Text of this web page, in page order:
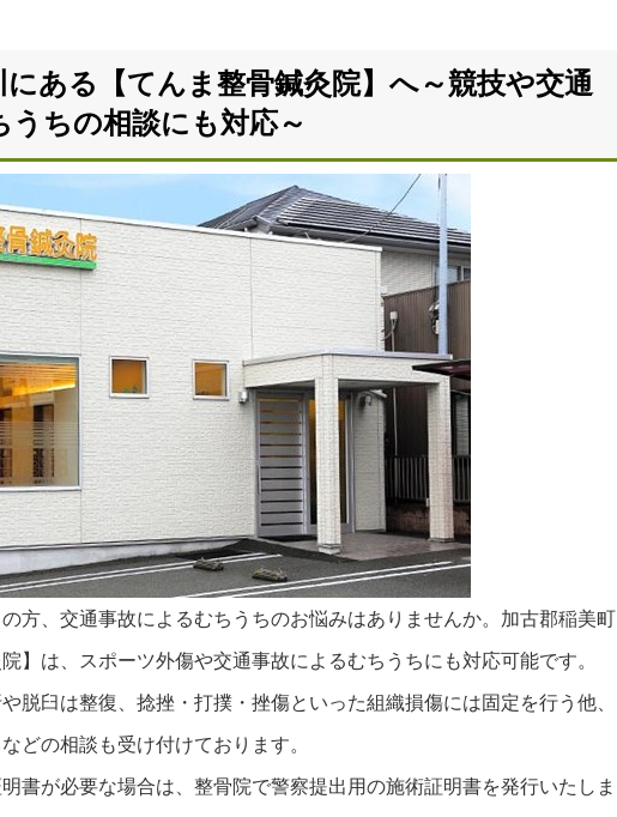
ある【てんま整骨鍼灸院】へ～競技や交通
うちの相談にも対応～
方、交通事故によるむちうちのお悩みはありませんか。加古郡稲美町
】は、スポーツ外傷や交通事故によるむちうちにも対応可能です。
脱臼は整復、捻挫・打撲・挫傷といった組織損傷には固定を行う他、
どの相談も受け付けております。
書が必要な場合は、整骨院で警察提出用の施術証明書を発行いたしま